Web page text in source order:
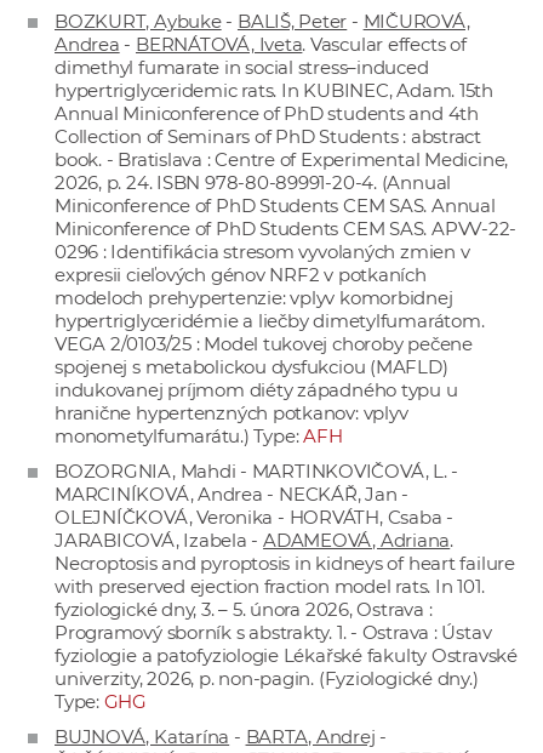
BOZKURT, Aybuke- BALIŠ, Peter - MIČUROVÁ,
Andrea - BERNÁTOVÁ, Iveta. Vascular effects of
dimethyl fumarate in social stress–induced
hypertriglyceridemic rats. In KUBINEC, Adam. 15th
Annual Miniconference of PhD students and 4th
Collection of Seminars of PhD Students : abstract
book. - Bratislava : Centre of Experimental Medicine,
2026, p. 24. ISBN 978-80-89991-20-4. (Annual
Miniconference of PhD Students CEM SAS. Annual
Miniconference of PhD Students CEM SAS. APVV-22-
0296 : Identifikácia stresom vyvolaných zmien v
expresii cieľových génov NRF2 v potkaních
modeloch prehypertenzie: vplyv komorbidnej
hypertriglyceridémie a liečby dimetylfumarátom.
VEGA 2/0103/25 : Model tukovej choroby pečene
spojenej s metabolickou dysfukciou (MAFLD)
indukovanej príjmom diéty západného typu u
hranične hypertenzných potkanov: vplyv
monometylfumarátu.) Type:AFH
BOZORGNIA, Mahdi - MARTINKOVIČOVÁ, L. -
MARCINÍKOVÁ, Andrea - NECKÁŘ, Jan -
OLEJNÍČKOVÁ, Veronika - HORVÁTH, Csaba -
JARABICOVÁ, Izabela -ADAMEOVÁ, Adriana.
Necroptosis and pyroptosis in kidneys of heart failure
with preserved ejection fraction model rats. In 101.
fyziologické dny, 3. – 5. února 2026, Ostrava :
Programový sborník s abstrakty. 1. - Ostrava : Ústav
fyziologie a patofyziologie Lékařské fakulty Ostravské
univerzity, 2026, p. non-pagin. (Fyziologické dny.)
Type: GHG
BUJNOVÁ, Katarína - BARTA, Andrej -